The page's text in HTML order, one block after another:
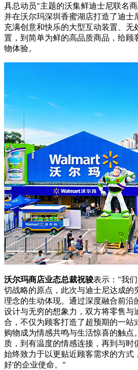
具总动员"主题的沃集鲜迪士尼联名
并在沃尔玛深圳香蜜湖店打造了迪士
充满创意和快乐的大型互动装置、无
置，到简单为鲜的高品质商品，给顾
物体验。
沃尔玛商店业态总裁祝骏表示："我
切战略的原点，此次与迪士尼达成的
理念的生动体现。通过深度融合前沿
设计与无穷的想象力，双方将零售与
合，不仅为顾客打造了超预期的一站
购物成为情感共鸣与生活惊喜的触点
质，到有温度的情感连接，再到与时
始终致力于以更贴近顾客需求的方式
好'的企业使命。"